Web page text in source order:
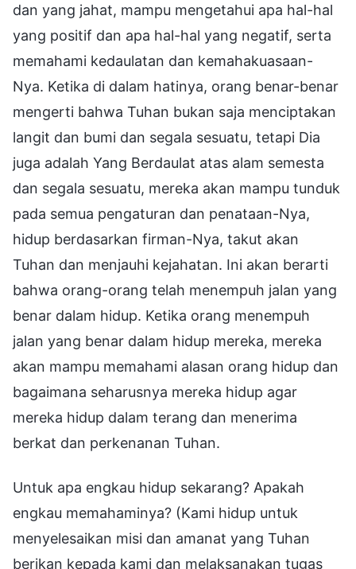
dan yang jahat, mampu mengetahui apa hal-hal
yang positif dan apa hal-hal yang negatif, serta
memahami kedaulatan dan kemahakuasaan-
Nya. Ketika di dalam hatinya, orang benar-benar
mengerti bahwa Tuhan bukan saja menciptakan
langit dan bumi dan segala sesuatu, tetapi Dia
juga adalah Yang Berdaulat atas alam semesta
dan segala sesuatu, mereka akan mampu tunduk
pada semua pengaturan dan penataan-Nya,
hidup berdasarkan firman-Nya, takut akan
Tuhan dan menjauhi kejahatan. Ini akan berarti
bahwa orang-orang telah menempuh jalan yang
benar dalam hidup. Ketika orang menempuh
jalan yang benar dalam hidup mereka, mereka
akan mampu memahami alasan orang hidup dan
bagaimana seharusnya mereka hidup agar
mereka hidup dalam terang dan menerima
berkat dan perkenanan Tuhan.
Untuk apa engkau hidup sekarang? Apakah
engkau memahaminya? (Kami hidup untuk
menyelesaikan misi dan amanat yang Tuhan
berikan kepada kami dan melaksanakan tugas